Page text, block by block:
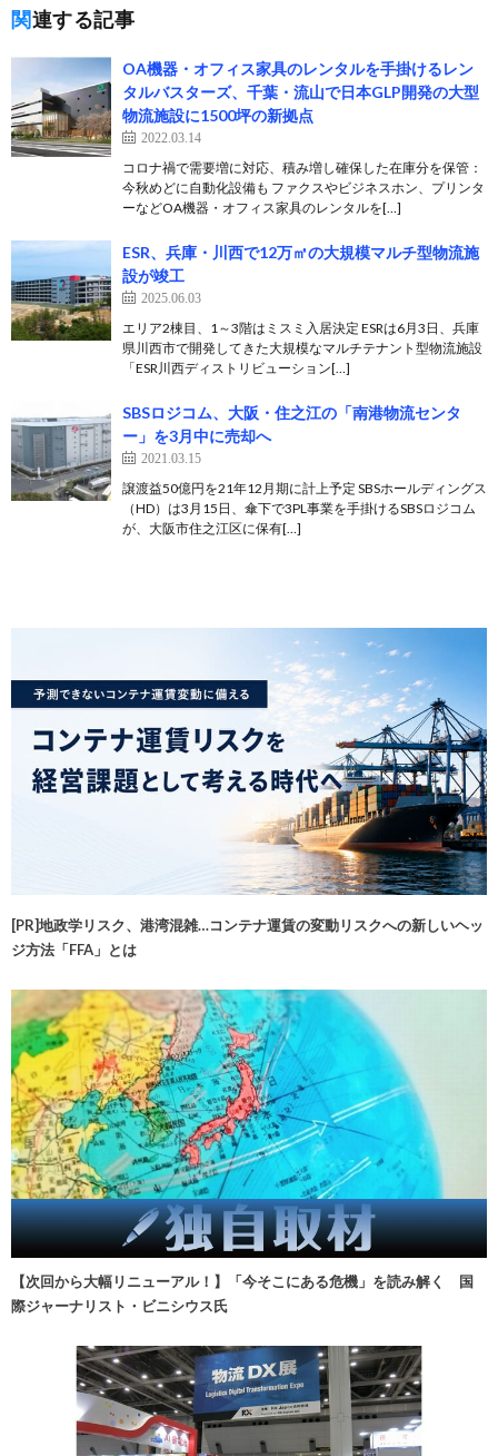
関連する記事
OA機器・オフィス家具のレンタルを手掛けるレン
タルバスターズ、千葉・流山で日本GLP開発の大型
物流施設に1500坪の新拠点
2022.03.14
コロナ禍で需要増に対応、積み増し確保した在庫分を保管：
今秋めどに自動化設備も ファクスやビジネスホン、プリンタ
ーなどOA機器・オフィス家具のレンタルを[…]
ESR、兵庫・川西で12万㎡の大規模マルチ型物流施
設が竣工
2025.06.03
エリア2棟目、1～3階はミスミ入居決定 ESRは6月3日、兵庫
県川西市で開発してきた大規模なマルチテナント型物流施設
「ESR川西ディストリビューション[…]
SBSロジコム、大阪・住之江の「南港物流センタ
ー」を3月中に売却へ
2021.03.15
譲渡益50億円を21年12月期に計上予定 SBSホールディングス
（HD）は3月15日、傘下で3PL事業を手掛けるSBSロジコム
が、大阪市住之江区に保有[…]
[PR]地政学リスク、港湾混雑…コンテナ運賃の変動リスクへの新しいヘッ
ジ方法「FFA」とは
【次回から大幅リニューアル！】「今そこにある危機」を読み解く 国
際ジャーナリスト・ビニシウス氏